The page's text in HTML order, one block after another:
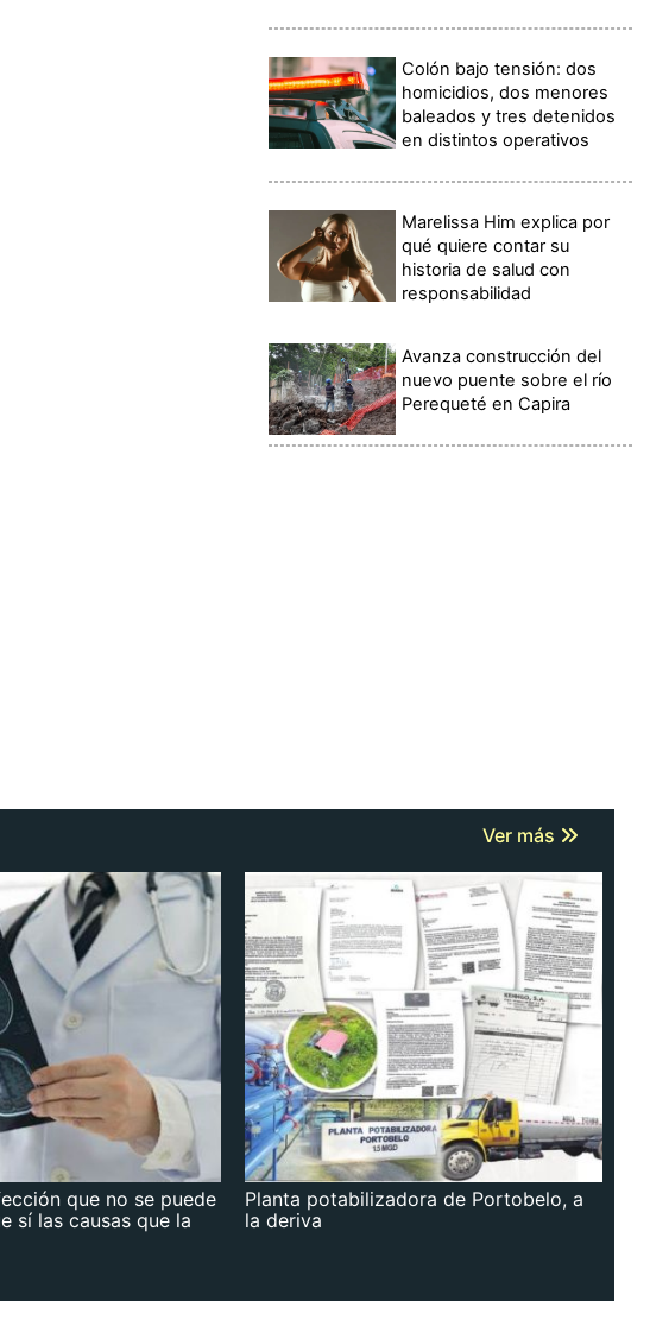
Colón bajo tensión: dos
homicidios, dos menores
baleados y tres detenidos
en distintos operativos
Marelissa Him explica por
qué quiere contar su
historia de salud con
responsabilidad
Avanza construcción del
nuevo puente sobre el río
Perequeté en Capira
Ver más
que no se puede
sí las causas que la
Planta potabilizadora de Portobelo, a
la deriva